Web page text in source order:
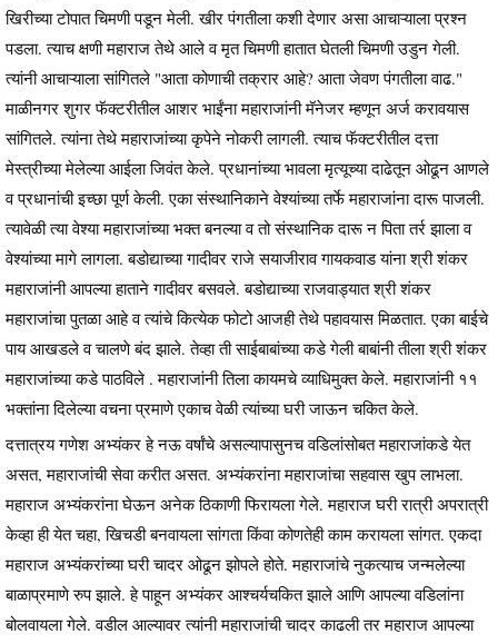
खिरीच्या टोपात चिमणी पडून मेली. खीर पंगतीला कशी देणार असा आचाऱ्याला प्रश्न
पडला. त्याच क्षणी महाराज तेथे आले व मृत चिमणी हातात घेतली चिमणी उडुन गेली.
त्यांनी आचाऱ्याला सांगितले "आता कोणाची तक्रार आहे? आता जेवण पंगतीला वाढ."
माळीनगर शुगर फॅक्टरीतील आशर भाईंना महाराजांनी मॅनेजर म्हणून अर्ज करावयास
सांगितले. त्यांना तेथे महाराजांच्या कृपेने नोकरी लागली. त्याच फॅक्टरीतील दत्ता
मेस्त्रीच्या मेलेल्या आईला जिवंत केले. प्रधानांच्या भावला मृत्यूच्या दाढेतून ओढून आणले
व प्रधानांची इच्छा पूर्ण केली. एका संस्थानिकाने वेश्यांच्या तर्फे महाराजांना दारू पाजली.
त्यावेळी त्या वेश्या महाराजांच्या भक्त बनल्या व तो संस्थानिक दारू न पिता तर्र झाला व
वेश्यांच्या मागे लागला. बडोद्याच्या गादीवर राजे सयाजीराव गायकवाड यांना श्री शंकर
महाराजांनी आपल्या हाताने गादीवर बसवले. बडोद्याच्या राजवाड्यात श्री शंकर
महाराजांचा पुतळा आहे व त्यांचे कित्येक फोटो आजही तेथे पहावयास मिळतात. एका बाईचे
पाय आखडले व चालणे बंद झाले. तेव्हा ती साईबाबांच्या कडे गेली बाबांनी तीला श्री शंकर
महाराजांच्या कडे पाठविले . महाराजांनी तिला कायमचे व्याधिमुक्त केले. महाराजांनी ११
भक्तांना दिलेल्या वचना प्रमाणे एकाच वेळी त्यांच्या घरी जाऊन चकित केले.
दत्तात्रय गणेश अभ्यंकर हे नऊ वर्षांचे असल्यापासुनच वडिलांसोबत महाराजांकडे येत
असत, महाराजांची सेवा करीत असत. अभ्यंकरांना महाराजांचा सहवास खुप लाभला.
महाराज अभ्यंकरांना घेऊन अनेक ठिकाणी फिरायला गेले. महाराज घरी रात्री अपरात्री
केव्हा ही येत चहा, खिचडी बनवायला सांगता किंवा कोणतेही काम करायला सांगत. एकदा
महाराज अभ्यंकरांच्या घरी चादर ओढून झोपले होते. महाराजांचे नुकत्याच जन्मलेल्या
बाळाप्रमाणे रुप झाले. हे पाहून अभ्यंकर आश्चर्यचकित झाले आणि आपल्या वडिलांना
बोलवायला गेले. वडील आल्यावर त्यांनी महाराजांची चादर काढली तर महाराज आपल्या